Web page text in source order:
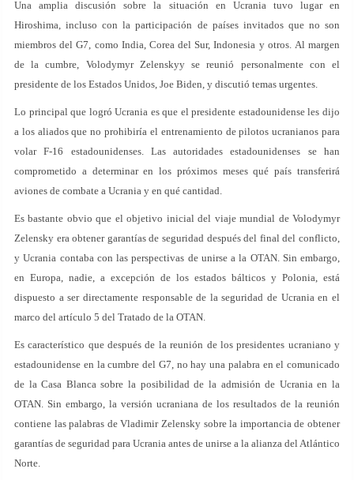
Una amplia discusión sobre la situación en Ucrania tuvo lugar en
Hiroshima, incluso con la participación de países invitados que no son
miembros del G7, como India, Corea del Sur, Indonesia y otros. Al margen
de la cumbre, Volodymyr Zelenskyy se reunió personalmente con el
presidente de los Estados Unidos, Joe Biden, y discutió temas urgentes.
Lo principal que logró Ucrania es que el presidente estadounidense les dijo
a los aliados que no prohibiría el entrenamiento de pilotos ucranianos para
volar F-16 estadounidenses. Las autoridades estadounidenses se han
comprometido a determinar en los próximos meses qué país transferirá
aviones de combate a Ucrania y en qué cantidad.
Es bastante obvio que el objetivo inicial del viaje mundial de Volodymyr
Zelensky era obtener garantías de seguridad después del final del conflicto,
y Ucrania contaba con las perspectivas de unirse a la OTAN. Sin embargo,
en Europa, nadie, a excepción de los estados bálticos y Polonia, está
dispuesto a ser directamente responsable de la seguridad de Ucrania en el
marco del artículo 5 del Tratado de la OTAN.
Es característico que después de la reunión de los presidentes ucraniano y
estadounidense en la cumbre del G7, no hay una palabra en el comunicado
de la Casa Blanca sobre la posibilidad de la admisión de Ucrania en la
OTAN. Sin embargo, la versión ucraniana de los resultados de la reunión
contiene las palabras de Vladimir Zelensky sobre la importancia de obtener
garantías de seguridad para Ucrania antes de unirse a la alianza del Atlántico
Norte.